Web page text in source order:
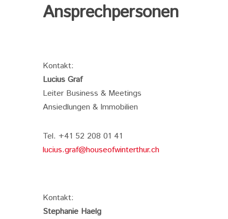
Ansprechpersonen
Kontakt:
Lucius Graf
Leiter Business & Meetings
Ansiedlungen & Immobilien
Tel. +41 52 208 01 41
lucius.graf@houseofwinterthur.ch
Kontakt:
Stephanie Haelg